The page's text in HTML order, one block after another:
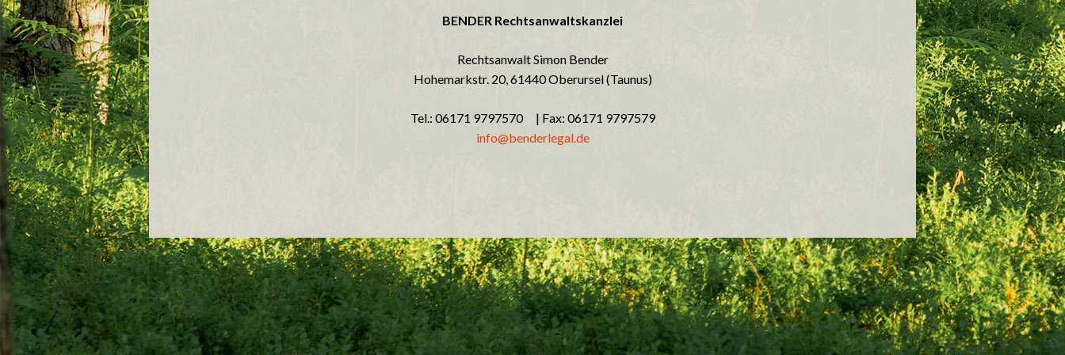
BENDER Rechtsanwaltskanzlei
Rechtsanwalt Simon Bender
Hohemarkstr. 20, 61440 Oberursel (Taunus)
Tel.: 06171 9797570 | Fax: 06171 9797579
info@benderlegal.de